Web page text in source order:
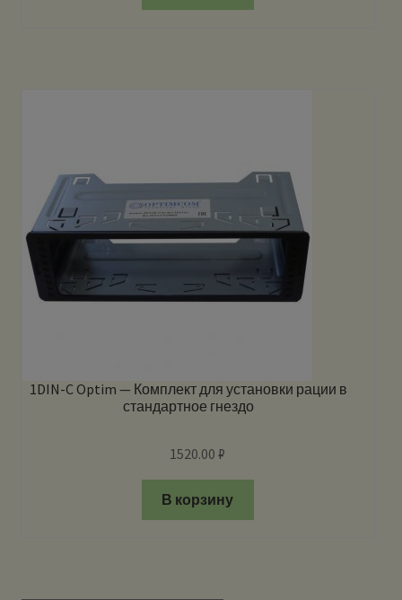
1DIN-C Optim — Комплект для установки рации в
стандартное гнездо
1520.00₽
В корзину